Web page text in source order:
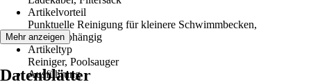
Artikelvorteil
Punktuelle Reinigung für kleinere Schwimmbecken,
Filterunabhängig
Artikeltyp
Reiniger, Poolsauger
Ausführung
Mehr anzeigen
Datenblätter